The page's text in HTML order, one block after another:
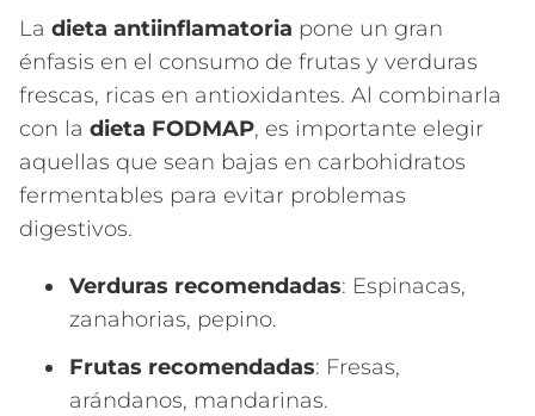
La dieta antiinflamatoria pone un gran
énfasis en el consumo de frutas y verduras
frescas, ricas en antioxidantes. Al combinarla
con la dieta FODMAP, es importante elegir
aquellas que sean bajas en carbohidratos
fermentables para evitar problemas
digestivos.
Verduras recomendadas: Espinacas,
zanahorias, pepino.
Frutas recomendadas: Fresas,
arándanos, mandarinas.